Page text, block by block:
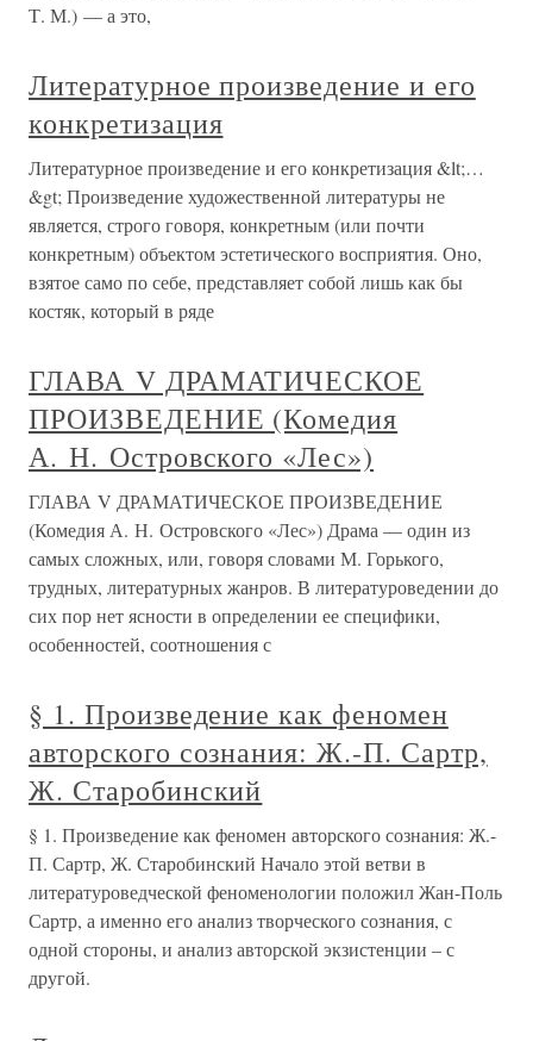
Т. М.) — а это,
Литературное произведение и его
конкретизация
Литературное произведение и его конкретизация &lt;…
&gt; Произведение художественной литературы не
является, строго говоря, конкретным (или почти
конкретным) объектом эстетического восприятия. Оно,
взятое само по себе, представляет собой лишь как бы
костяк, который в ряде
ГЛАВА V ДРАМАТИЧЕСКОЕ
ПРОИЗВЕДЕНИЕ (Комедия
А. Н. Островского «Лес»)
ГЛАВА V ДРАМАТИЧЕСКОЕ ПРОИЗВЕДЕНИЕ
(Комедия А. Н. Островского «Лес») Драма — один из
самых сложных, или, говоря словами М. Горького,
трудных, литературных жанров. В литературоведении до
сих пор нет ясности в определении ее специфики,
особенностей, соотношения с
§ 1. Произведение как феномен
авторского сознания: Ж.-П. Сартр,
Ж. Старобинский
§ 1. Произведение как феномен авторского сознания: Ж.-
П. Сартр, Ж. Старобинский Начало этой ветви в
литературоведческой феноменологии положил Жан-Поль
Сартр, а именно его анализ творческого сознания, с
одной стороны, и анализ авторской экзистенции – с
другой.